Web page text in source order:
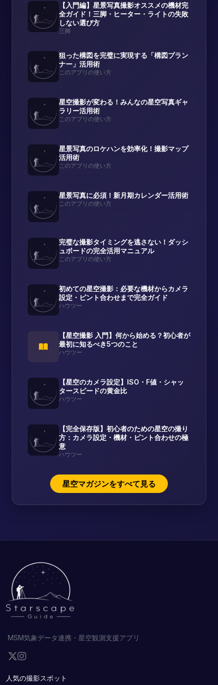
【入門編】星景写真撮影オススメの機材完
全ガイド！三脚・ヒーター・ライトの失敗
しない選び方
三脚
狙った構図を完璧に実現する「構図プラン
ナー」活用術
このアプリの使い方
星空撮影が変わる！みんなの星空写真ギャ
ラリー活用術
このアプリの使い方
星景写真のロケハンを効率化！撮影マップ
活用術
このアプリの使い方
星景写真に必須！新月期カレンダー活用術
このアプリの使い方
完璧な撮影タイミングを逃さない！ダッシ
ュボードの完全活用マニュアル
このアプリの使い方
初めての星空撮影：必要な機材からカメラ
設定・ピント合わせまで完全ガイド
ハウツー
【星空撮影 入門】何から始める？初心者が
最初に知るべき5つのこと
ハウツー
【星空のカメラ設定】ISO・F値・シャッ
タースピードの黄金比
ハウツー
【完全保存版】初心者のための星空の撮り
方：カメラ設定・機材・ピント合わせの極
意
ハウツー
星空マガジンをすべて見る
MSM気象データ連携・星空観測支援アプリ
人気の撮影スポット